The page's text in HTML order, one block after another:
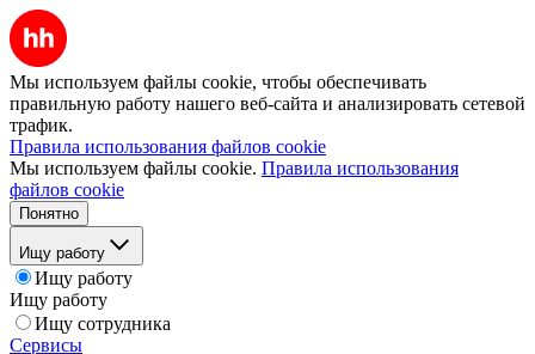
Мы используем файлы cookie, чтобы обеспечивать
правильную работу нашего веб-сайта и анализировать сетевой
трафик.
Правила использования файлов cookie
Мы используем файлы cookie. Правила использования
файлов cookie
Понятно
Ищу работу
Ищу работу
Ищу работу
Ищу сотрудника
Сервисы